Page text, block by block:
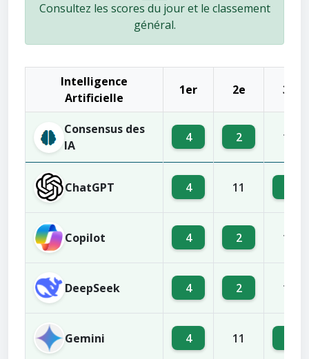
Consultez les scores du jour et le classement
général.
Intelligence
Artificielle
1er 2e 3e
Consensus des
IA
4 2 11
ChatGPT 4 11
Copilot 4 2 11
DeepSeek 4 2 11
Gemini 4 11